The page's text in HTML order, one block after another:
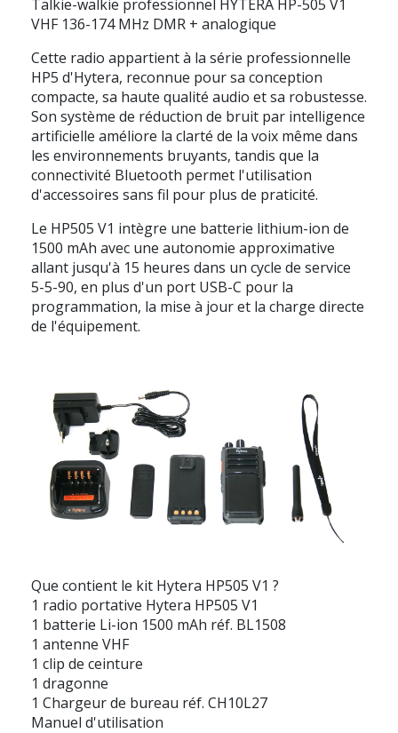
Talkie-walkie professionnel HYTERA HP-505 V1
VHF 136-174 MHz DMR + analogique
Cette radio appartient à la série professionnelle
HP5 d'Hytera, reconnue pour sa conception
compacte, sa haute qualité audio et sa robustesse.
Son système de réduction de bruit par intelligence
artificielle améliore la clarté de la voix même dans
les environnements bruyants, tandis que la
connectivité Bluetooth permet l'utilisation
d'accessoires sans fil pour plus de praticité.
Le HP505 V1 intègre une batterie lithium-ion de
1500 mAh avec une autonomie approximative
allant jusqu'à 15 heures dans un cycle de service
5-5-90, en plus d'un port USB-C pour la
programmation, la mise à jour et la charge directe
de l'équipement.
Que contient le kit Hytera HP505 V1 ?
1 radio portative Hytera HP505 V1
1 batterie Li-ion 1500 mAh réf. BL1508
1 antenne VHF
1 clip de ceinture
1 dragonne
1 Chargeur de bureau réf. CH10L27
Manuel d'utilisation